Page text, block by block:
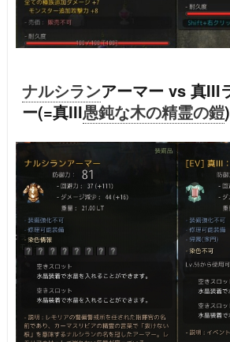
ナルシランアーマー vs 真III
ー(=真III愚鈍な木の精霊の鎧)